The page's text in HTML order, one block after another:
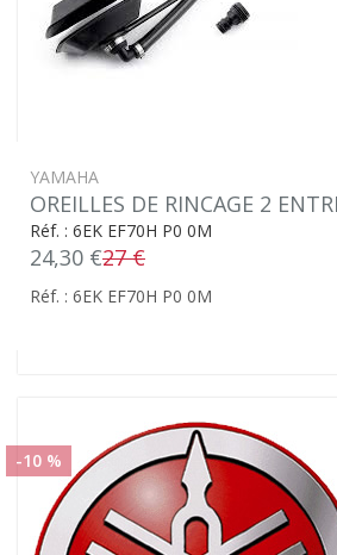
YAMAHA
OREILLES DE RINCAGE 2
Réf. : 6EK EF70H P0 0M
24,30 €27 €
Réf. : 6EK EF70H P0 0M
-10 %